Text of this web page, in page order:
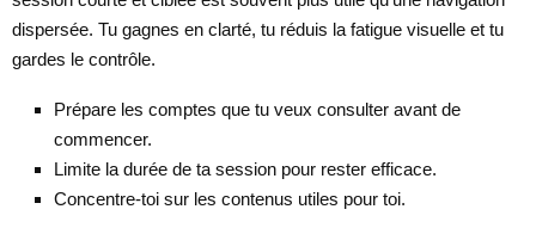
dispersée. Tu gagnes en clarté, tu réduis la fatigue visuelle et tu
gardes le contrôle.
Prépare les comptes que tu veux consulter avant de
commencer.
Limite la durée de ta session pour rester efficace.
Concentre-toi sur les contenus utiles pour toi.